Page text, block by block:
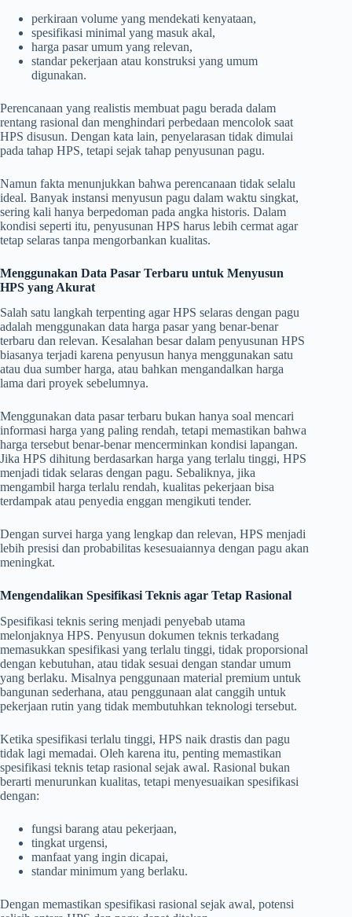
perkiraan volume yang mendekati kenyataan,
spesifikasi minimal yang masuk akal,
harga pasar umum yang relevan,
standar pekerjaan atau konstruksi yang umum
digunakan.
Perencanaan yang realistis membuat pagu berada dalam
rentang rasional dan menghindari perbedaan mencolok saat
HPS disusun. Dengan kata lain, penyelarasan tidak dimulai
pada tahap HPS, tetapi sejak tahap penyusunan pagu.
Namun fakta menunjukkan bahwa perencanaan tidak selalu
ideal. Banyak instansi menyusun pagu dalam waktu singkat,
sering kali hanya berpedoman pada angka historis. Dalam
kondisi seperti itu, penyusunan HPS harus lebih cermat agar
tetap selaras tanpa mengorbankan kualitas.
Menggunakan Data Pasar Terbaru untuk Menyusun
HPS yang Akurat
Salah satu langkah terpenting agar HPS selaras dengan pagu
adalah menggunakan data harga pasar yang benar-benar
terbaru dan relevan. Kesalahan besar dalam penyusunan HPS
biasanya terjadi karena penyusun hanya menggunakan satu
atau dua sumber harga, atau bahkan mengandalkan harga
lama dari proyek sebelumnya.
Menggunakan data pasar terbaru bukan hanya soal mencari
informasi harga yang paling rendah, tetapi memastikan bahwa
harga tersebut benar-benar mencerminkan kondisi lapangan.
Jika HPS dihitung berdasarkan harga yang terlalu tinggi, HPS
menjadi tidak selaras dengan pagu. Sebaliknya, jika
mengambil harga terlalu rendah, kualitas pekerjaan bisa
terdampak atau penyedia enggan mengikuti tender.
Dengan survei harga yang lengkap dan relevan, HPS menjadi
lebih presisi dan probabilitas kesesuaiannya dengan pagu akan
meningkat.
Mengendalikan Spesifikasi Teknis agar Tetap Rasional
Spesifikasi teknis sering menjadi penyebab utama
melonjaknya HPS. Penyusun dokumen teknis terkadang
memasukkan spesifikasi yang terlalu tinggi, tidak proporsional
dengan kebutuhan, atau tidak sesuai dengan standar umum
yang berlaku. Misalnya penggunaan material premium untuk
bangunan sederhana, atau penggunaan alat canggih untuk
pekerjaan rutin yang tidak membutuhkan teknologi tersebut.
Ketika spesifikasi terlalu tinggi, HPS naik drastis dan pagu
tidak lagi memadai. Oleh karena itu, penting memastikan
spesifikasi teknis tetap rasional sejak awal. Rasional bukan
berarti menurunkan kualitas, tetapi menyesuaikan spesifikasi
dengan:
fungsi barang atau pekerjaan,
tingkat urgensi,
manfaat yang ingin dicapai,
standar minimum yang berlaku.
Dengan memastikan spesifikasi rasional sejak awal, potensi